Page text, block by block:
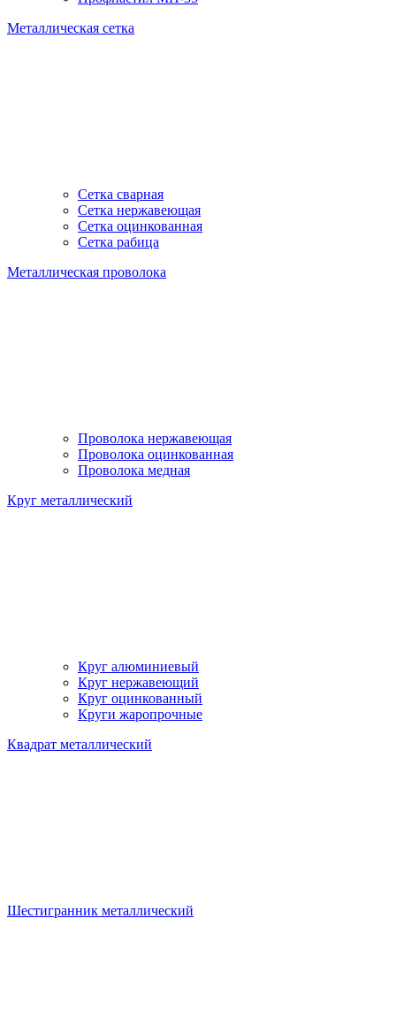
Металлическая сетка
Сетка сварная
Сетка нержавеющая
Сетка оцинкованная
Сетка рабица
Металлическая проволока
Проволока нержавеющая
Проволока оцинкованная
Проволока медная
Круг металлический
Круг алюминиевый
Круг нержавеющий
Круг оцинкованный
Круги жаропрочные
Квадрат металлический
Шестигранник металлический